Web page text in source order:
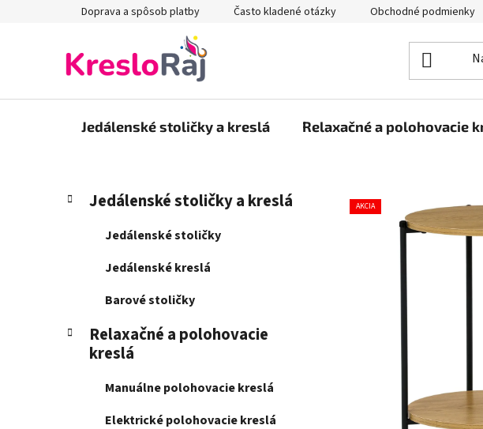
Doprava a spôsob platby Často kladené otázky Obchodné podmienky
Jedálenské stoličky a kreslá Relaxačné a polohovacie
B
n
Preskočiť
kategórie
K
a
e
Jedálenské stoličky a kreslá
Jedálenské stoličky
Jedálenské kreslá
Barové stoličky
Relaxačné a polohovacie
kreslá
Manuálne polohovacie kreslá
Elektrické polohovacie kreslá
AKCIA